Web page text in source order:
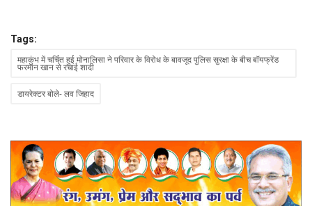
Tags:
महाकुंभ में चर्चित हुई मोनालिसा ने परिवार के विरोध के बावजूद पुलिस सुरक्षा के बीच बॉयफ्रेंड
फरमान खान से रचाई शादी
डायरेक्टर बोले- लव जिहाद